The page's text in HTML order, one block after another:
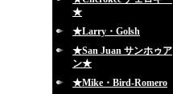
★
★Larry・Golsh
★San Juan サンホゥア
ン★
★Mike・Bird-Romero